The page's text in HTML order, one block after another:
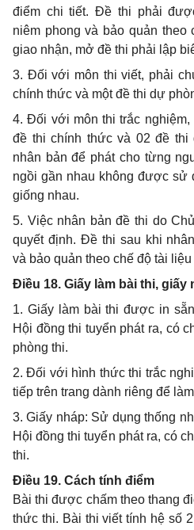
điểm chi tiết. Đề thi phải
niêm phong và bảo quản theo
giao nhận, mở đề thi phải lập
3. Đối với môn thi viết, phải
chính thức và một đề thi dự
4. Đối với môn thi trắc nghiệm,
đề thi chính thức và 02 đề
nhân bản để phát cho từng
ngồi gần nhau không được sử
giống nhau.
5. Việc nhân bản đề thi do
quyết định. Đề thi sau khi
và bảo quản theo chế độ tài liệu
Điều 18. Giấy làm bài thi, giấy
1. Giấy làm bài thi được in
Hội đồng thi tuyển phát ra, có
phòng thi.
2. Đối với hình thức thi trắc
tiếp trên trang dành riêng để
3. Giấy nháp: Sử dụng thống
Hội đồng thi tuyển phát ra, có
thi.
Điều 19. Cách tính điểm
Bài thi được chấm theo thang
thức thi. Bài thi viết tính hệ số